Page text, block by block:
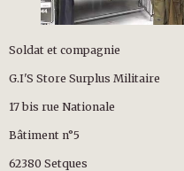
Soldat et compagnie
G.I'S Store Surplus Militaire
17 bis rue Nationale
Bâtiment n°5
62380 Setques